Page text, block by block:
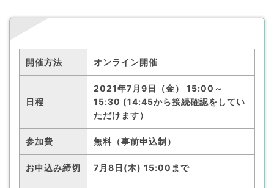
開催方法 オンライン開催
日程
2021年7月9日（金） 15:00～
15:30 (14:45から接続確認をしてい
ただけます）
参加費 無料（事前申込制）
お申込み締切 7月8日(木) 15:00まで